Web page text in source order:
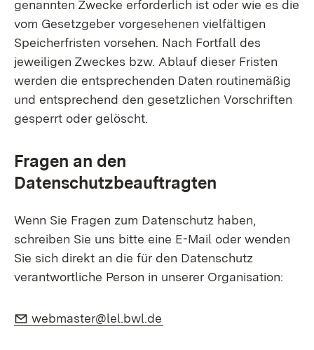
genannten Zwecke erforderlich ist oder wie es die
vom Gesetzgeber vorgesehenen vielfältigen
Speicherfristen vorsehen. Nach Fortfall des
jeweiligen Zweckes bzw. Ablauf dieser Fristen
werden die entsprechenden Daten routinemäßig
und entsprechend den gesetzlichen Vorschriften
gesperrt oder gelöscht.
Fragen an den
Datenschutzbeauftragten
Wenn Sie Fragen zum Datenschutz haben,
schreiben Sie uns bitte eine E-Mail oder wenden
Sie sich direkt an die für den Datenschutz
verantwortliche Person in unserer Organisation:
E-Mail:
webmaster@lel.bwl.de